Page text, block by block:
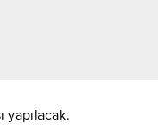
yapılacak.